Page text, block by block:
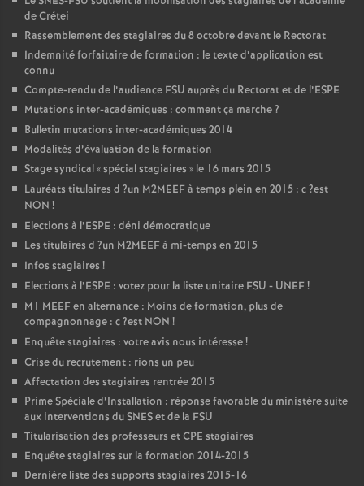
de Crétei
Rassemblement des stagiaires du 8 octobre devant le Rectorat
Indemnité forfaitaire de formation : le texte d’application est
connu
Compte-rendu de l’audience FSU auprès du Rectorat et de l’ESPE
Mutations inter-académiques : comment ça marche?
Bulletin mutations inter-académiques 2014
Modalités d’évaluation de la formation
Stage syndical «spécial stagiaires » le 16 mars 2015
Lauréats titulaires d ?un M2MEEFà temps plein en 2015 : c?est
NON !
Elections à l’ESPE : déni démocratique
Les titulaires d ?un M2MEEFà mi-temps en 2015
Infos stagiaires !
Elections à l’ESPE : votez pour la liste unitaire FSU - UNEF!
M1 MEEFen alternance : Moins de formation, plus de
compagnonnage : c?est NON !
Enquête stagiaires : votre avis nous intéresse!
Crise du recrutement : rions un peu
Affectation des stagiaires rentrée 2015
Prime Spéciale d’Installation : réponse favorable du ministère suite
aux interventions duSNESet de la FSU
Titularisation des professeurs etCPE stagiaires
Enquête stagiaires sur la formation 2014-2015
Dernière liste des supports stagiaires 2015-16